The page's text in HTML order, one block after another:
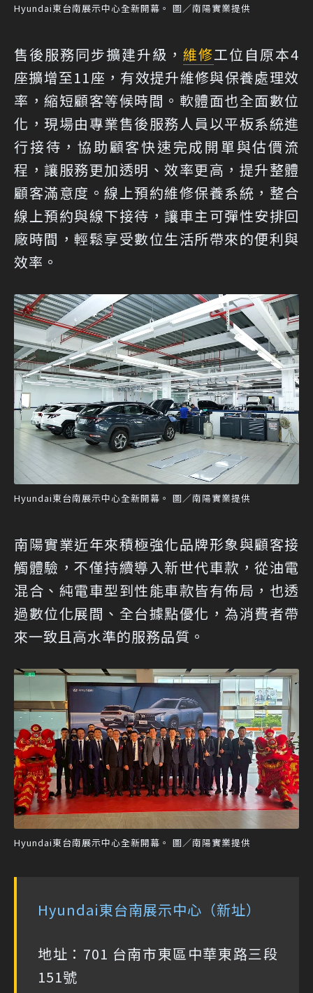
Hyundai東台南展示中心全新開幕。 圖／南陽實業提供
售後服務同步擴建升級， 維修工位自原本4
座擴增至11座，有效提升維修與保養處理效
率，縮短顧客等候時間。軟體面也全面數位
化，現場由專業售後服務人員以平板系統進
行接待，協助顧客快速完成開單與估價流
程，讓服務更加透明、效率更高，提升整體
顧客滿意度。線上預約維修保養系統，整合
線上預約與線下接待，讓車主可彈性安排回
廠時間，輕鬆享受數位生活所帶來的便利與
效率。
Hyundai東台南展示中心全新開幕。 圖／南陽實業提供
南陽實業近年來積極強化品牌形象與顧客接
觸體驗，不僅持續導入新世代車款，從油電
混合、純電車型到性能車款皆有佈局，也透
過數位化展間、全台據點優化，為消費者帶
來一致且高水準的服務品質。
Hyundai東台南展示中心全新開幕。 圖／南陽實業提供
Hyundai東台南展示中心（新址）
地址：701 台南市東區中華東路三段
151號